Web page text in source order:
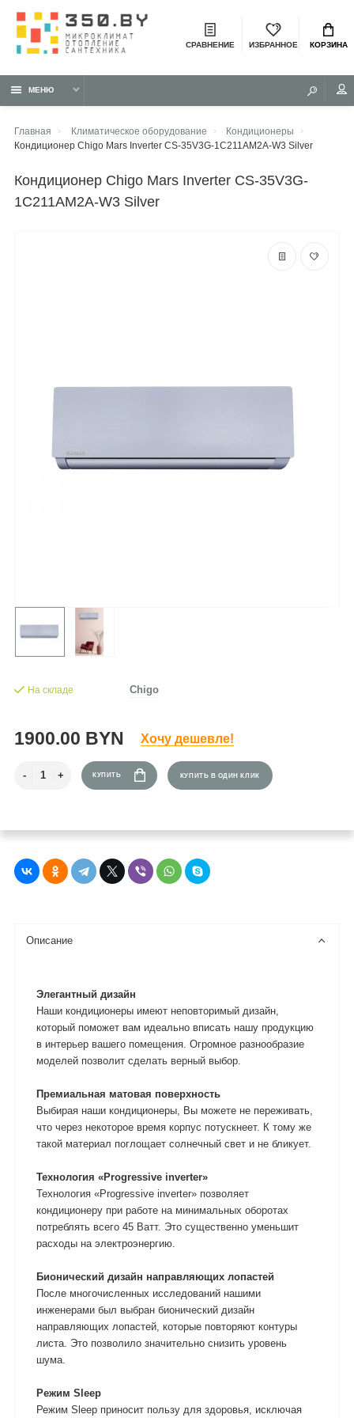
СРАВНЕНИЕ ИЗБРАННОЕ КОРЗИНА
МЕНЮ
Главная Климатическое оборудование
Кондиционеры
Кондиционер Chigo Mars Inverter CS-35V3G-1C211AM2A-W3 Silver
кондиционер Chigo Mars Inverter CS-35V3G-
1C211AM2A-W3 Silver
На складе Chigo
1900.00 BYN Хочу дешевле!
КУПИТЬ КУПИТЬ В ОДИН КЛИК
Описание
Элегантный дизайн
Наши кондиционеры имеют неповторимый дизайн,
который поможет вам идеально вписать нашу продукцию
в интерьер вашего помещения. Огромное разнообразие
моделей позволит сделать верный выбор.
Премиальная матовая поверхность
Выбирая наши кондиционеры, Вы можете не переживать,
что через некоторое время корпус потускнеет. К тому же
такой материал поглощает солнечный свет и не бликует.
Технология «Progressive inverter»
Технология «Progressive inverter» позволяет
кондиционеру при работе на минимальных оборотах
потреблять всего 45 Ватт. Это существенно уменьшит
расходы на электроэнергию.
Бионический дизайн направляющих лопастей
После многочисленных исследований нашими
инженерами был выбран бионический дизайн
направляющих лопастей, которые повторяют контуры
листа. Это позволило значительно снизить уровень
шума.
Режим Sleep
Режим Sleep приносит пользу для здоровья, исключая